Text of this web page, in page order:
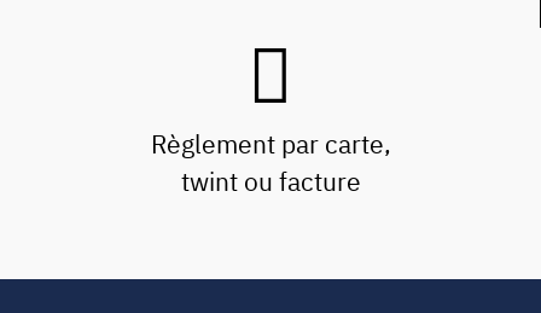
Règlement par carte,
twint ou facture